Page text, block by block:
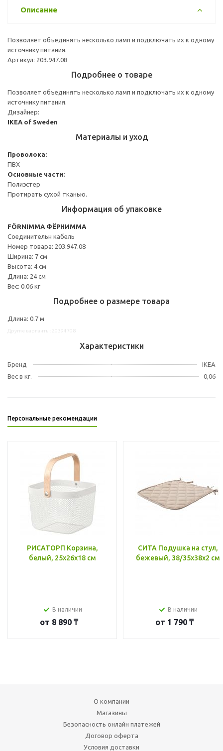
Описание
Позволяет объединять несколько ламп и подключать их к одному
источнику питания.
Артикул: 203.947.08
Подробнее о товаре
Позволяет объединять несколько ламп и подключать их к одному
источнику питания.
Дизайнер:
IKEA of Sweden
Материалы и уход
Проволока:
ПВХ
Основные части:
Полиэстер
Протирать сухой тканью.
Информация об упаковке
FÖRNIMMA ФЁРНИММА
Соединительн кабель
Номер товара: 203.947.08
Ширина: 7 см
Высота: 4 см
Длина: 24 см
Вес: 0.06 кг
Подробнее о размере товара
Длина: 0.7 м
Характеристики
Бренд
IKEA
Вес в кг.
0,06
Персональные рекомендации
РИСАТОРП Корзина,
белый, 25x26x18 см
В наличии
от 8 890 ₸
СИТА Подушка на стул,
бежевый, 38/35x38x2 см
В наличии
от 1 790 ₸
О компании
Магазины
Безопасность онлайн платежей
Договор оферта
Условия доставки